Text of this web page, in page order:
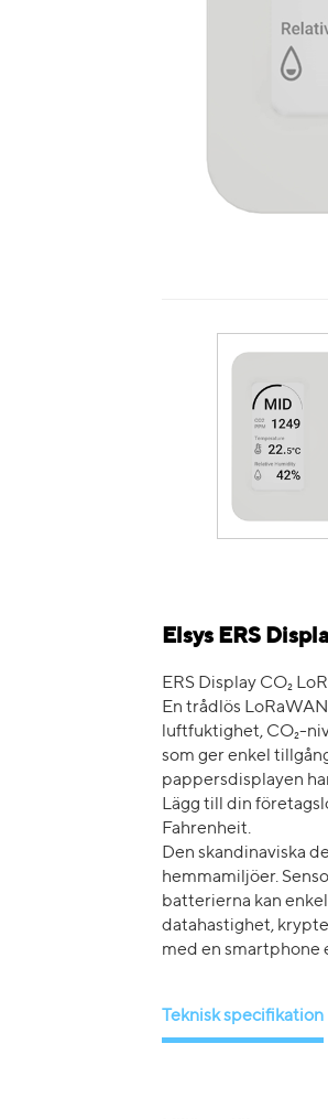
Elsys ERS
ERS Display CO₂
En trådlös
luftfuktighet, CO₂-
som ger enkel
pappersdisplayen
Lägg till din
Fahrenheit.
Den skandinaviska
hemmamiljöer.
batterierna kan
datahastighet,
med en smartphone
Teknisk specifikation